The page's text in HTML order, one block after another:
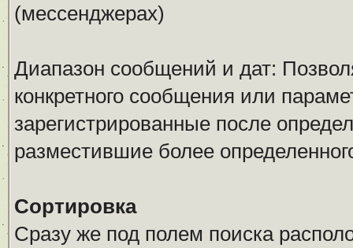
(мессенджерах)
Диапазон сообщений и дат:
конкретного сообщения или
зарегистрированные после
разместившие более
Сортировка
Сразу же под полем поиска